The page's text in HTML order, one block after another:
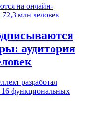
аудитория